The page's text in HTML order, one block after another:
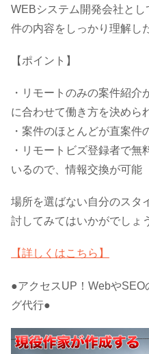
WEBシステム開発会社と
件の内容をしっかり理解し
【ポイント】
・リモートのみの案件紹介
に合わせて働き方を決めら
・案件のほとんどが直案件
・リモートビズ登録者で無
いるので、情報交換が可能
場所を選ばない自分のスタ
討してみてはいかがでしょ
【詳しくはこちら】
●アクセスUP！WebやSEO
グ代行●